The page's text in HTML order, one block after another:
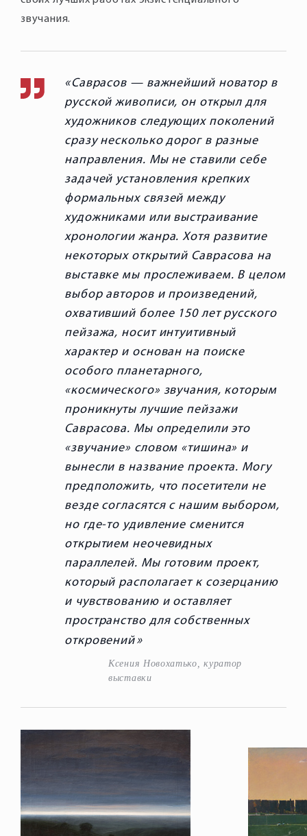
звучания.
Ксения Новохатько, куратор
выставки
Саврасов — важнейший новатор в
русской живописи, он открыл для
художников следующих поколений
сразу несколько дорог в разные
направления. Мы не ставили себе
задачей установления крепких
формальных связей между
художниками или выстраивание
хронологии жанра. Хотя развитие
некоторых открытий Саврасова на
выставке мы прослеживаем. В целом
выбор авторов и произведений,
охвативший более 150 лет русского
пейзажа, носит интуитивный
характер и основан на поиске
особого планетарного,
«космического» звучания, которым
проникнуты лучшие пейзажи
Саврасова. Мы определили это
«звучание» словом «тишина» и
вынесли в название проекта. Могу
предположить, что посетители не
везде согласятся с нашим выбором,
но где-то удивление сменится
открытием неочевидных
параллелей. Мы готовим проект,
который располагает к созерцанию
и чувствованию и оставляет
пространство для собственных
откровений